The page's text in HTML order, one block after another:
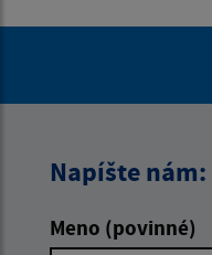
Napíšte nám:
Meno (povinné)